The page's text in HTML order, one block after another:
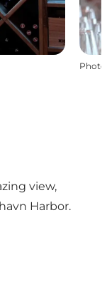
Photo
view,
Harbor.